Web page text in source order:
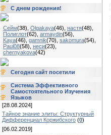
С днем рождения!
Сейм(38) Olgakaya(46) настя(48)
Полиглот(62) armaydin(56)
Kaya(46) gamnik(70) sakomura(54)
Paul08(58) неси(23)
chernyakova(42)
Сегодня сайт посетили
Система Эффективного
Самостоятельного Изучения
Языков
[28.08.2024]
Тайное знание элиты: Структурный
Дифференциал Коржибского (0)
[06.02.2019]